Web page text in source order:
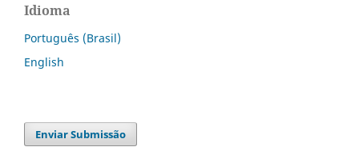
Idioma
Português (Brasil)
English
Enviar Submissão